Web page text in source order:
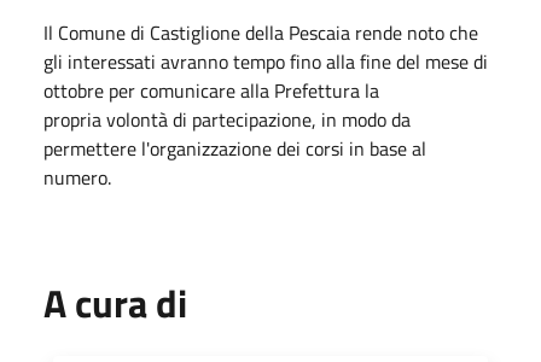
Il Comune di Castiglione della Pescaia rende noto che
gli interessati avranno tempo fino alla fine del mesedi
ottobre per comunicare alla Prefettura la
propria volontà di partecipazione, in modo da
permettere l'organizzazione dei corsi in base al
numero.
A cura di